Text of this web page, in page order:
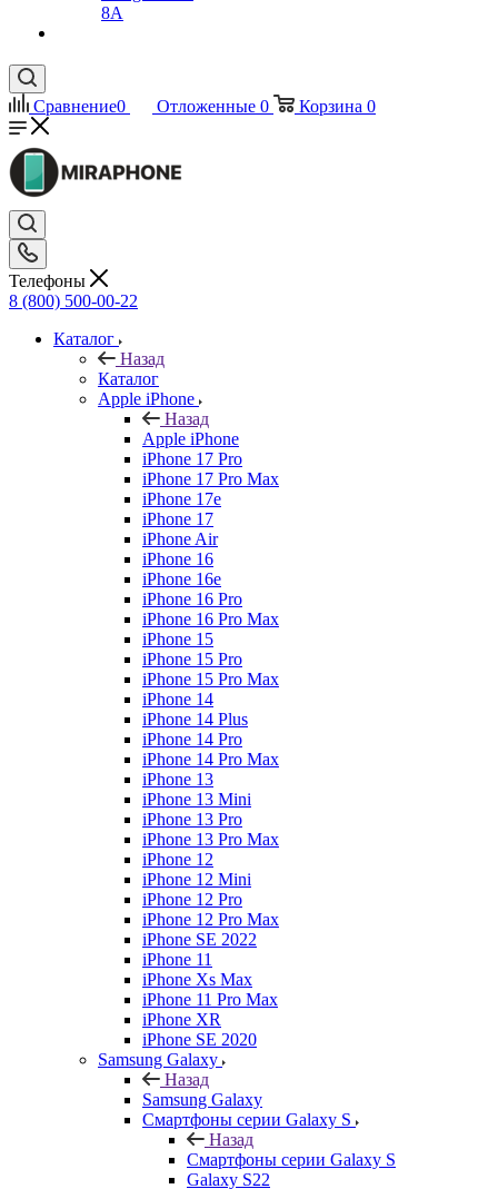
8A
Сравнение0 Отложенные 0 Корзина 0
Телефоны
8 (800) 500-00-22
Каталог
Назад
Каталог
Apple iPhone
Назад
Apple iPhone
iPhone 17 Pro
iPhone 17 Pro Max
iPhone 17e
iPhone 17
iPhone Air
iPhone 16
iPhone 16e
iPhone 16 Pro
iPhone 16 Pro Max
iPhone 15
iPhone 15 Pro
iPhone 15 Pro Max
iPhone 14
iPhone 14 Plus
iPhone 14 Pro
iPhone 14 Pro Max
iPhone 13
iPhone 13 Mini
iPhone 13 Pro
iPhone 13 Pro Max
iPhone 12
iPhone 12 Mini
iPhone 12 Pro
iPhone 12 Pro Max
iPhone SE 2022
iPhone 11
iPhone Xs Max
iPhone 11 Pro Max
iPhone XR
iPhone SE 2020
Samsung Galaxy
Назад
Samsung Galaxy
Смартфоны серии Galaxy S
Назад
Смартфоны серии Galaxy S
Galaxy S22